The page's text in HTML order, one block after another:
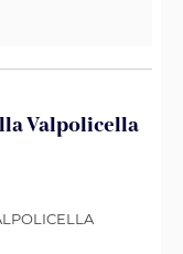
Valpolicella